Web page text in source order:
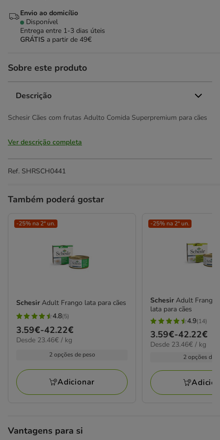
Envio ao domicílio
Disponível
Entrega entre 1-3 dias úteis
GRÁTIS a partir de 49€
Sobre este produto
Descrição
Schesir Cães com frutas Adulto Comida Superpremium para cães
Ver descrição completa
Ref. SHRSCH0441
Também poderá gostar
-25% na 2ª un.
SchesirAdult Frango lata para cães
4.8
estrelas
com
avaliações
4.8(5)
Preço
de
42.22€
3.59€-42.22€
23.46€
Desde 23.46€ / kg
2 opções de peso
Adicionar
-25% na 2ª un.
SchesirAdult Frango
lata para cães
4.9
estrelas
com
avaliações
4.9(14)
Preço
de
42.22€
3.59€-42.22€
23.46€
Desde 23.46€ / kg
2 opções de
Vantagens para si